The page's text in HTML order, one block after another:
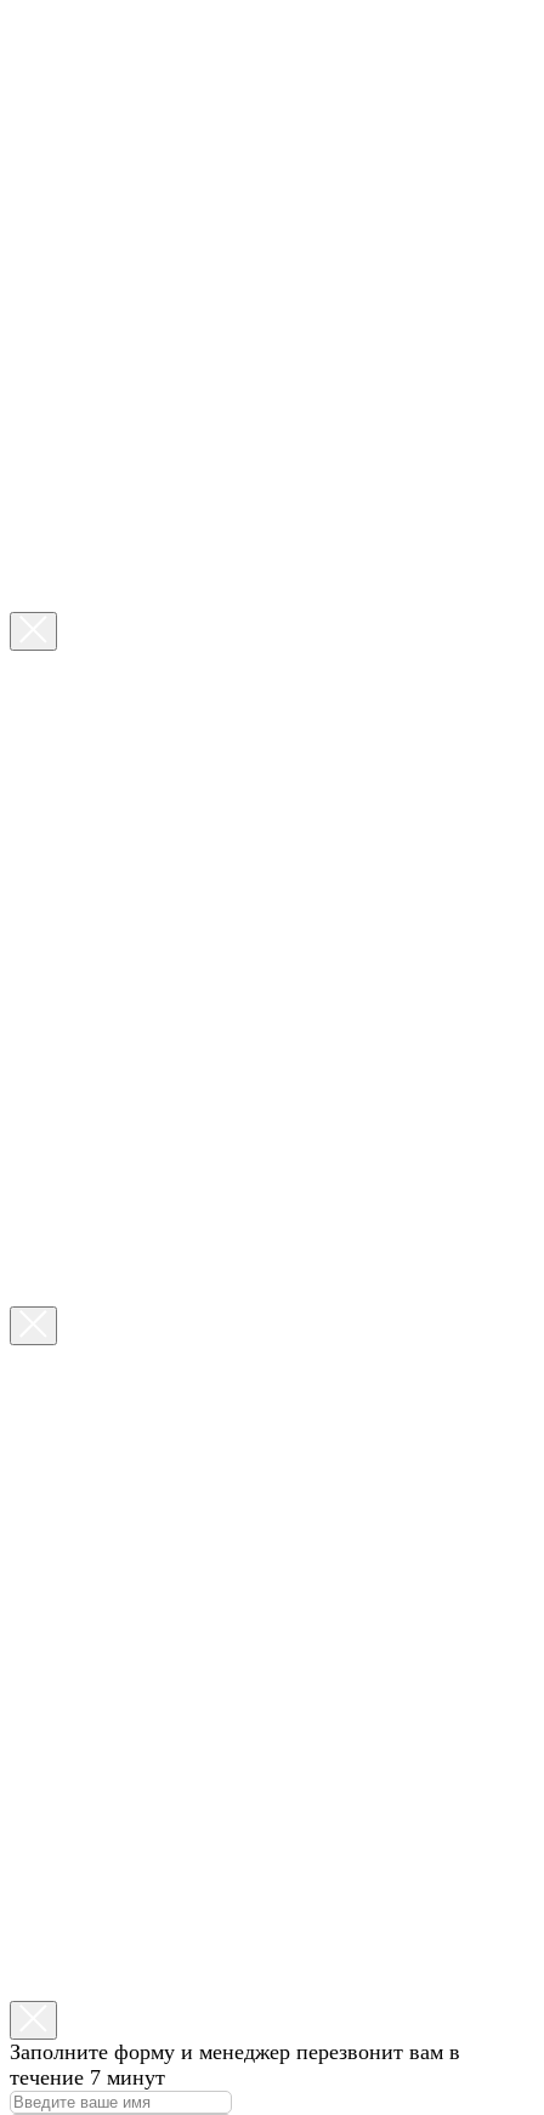
Заполните форму и менеджер перезвонит вам в
течение 7 минут